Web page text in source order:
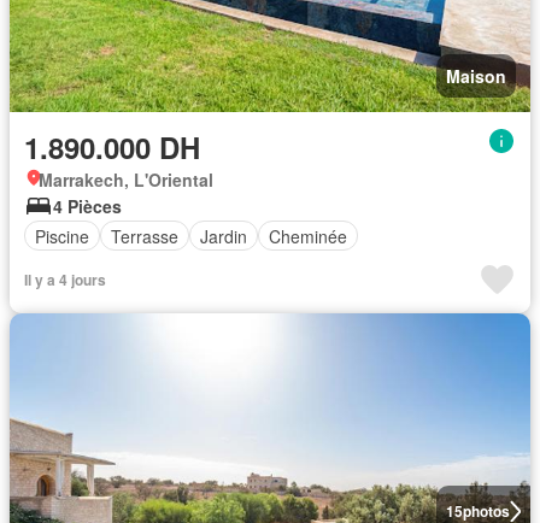
Maison
1.890.000 DH
Marrakech, L'Oriental
4 Pièces
Piscine
Terrasse Jardin Cheminée
Il y a 4 jours
15photos